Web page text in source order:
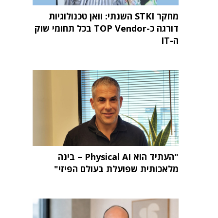
מחקר STKI השנתי: וואן טכנולוגיות
דורגה כ-TOP Vendor בכל תחומי שוק
ה-IT
"העתיד הוא Physical AI – בינה
מלאכותית שפועלת בעולם הפיזי"